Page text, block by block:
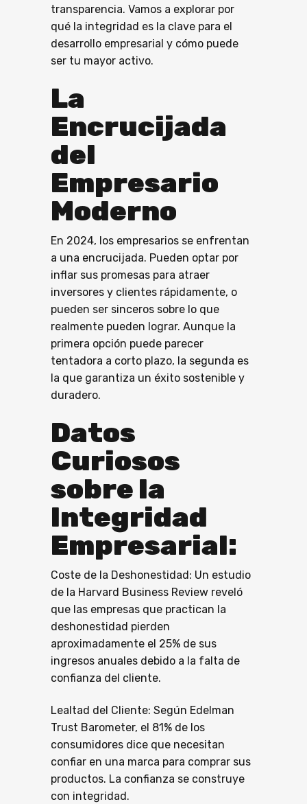
transparencia. Vamos a explorar por
qué la integridad es la clave para el
desarrollo empresarial y cómo puede
ser tu mayor activo.
La
Encrucijada
del
Empresario
Moderno
En 2024, los empresarios se enfrentan
a una encrucijada. Pueden optar por
inflar sus promesas para atraer
inversores y clientes rápidamente, o
pueden ser sinceros sobre lo que
realmente pueden lograr. Aunque la
primera opción puede parecer
tentadora a corto plazo, la segunda es
la que garantiza un éxito sostenible y
duradero.
Datos
Curiosos
sobre la
Integridad
Empresarial:
Coste de la Deshonestidad: Un estudio
de la Harvard Business Review reveló
que las empresas que practican la
deshonestidad pierden
aproximadamente el 25% de sus
ingresos anuales debido a la falta de
confianza del cliente.
Lealtad del Cliente: Según Edelman
Trust Barometer, el 81% de los
consumidores dice que necesitan
confiar en una marca para comprar sus
productos. La confianza se construye
con integridad.